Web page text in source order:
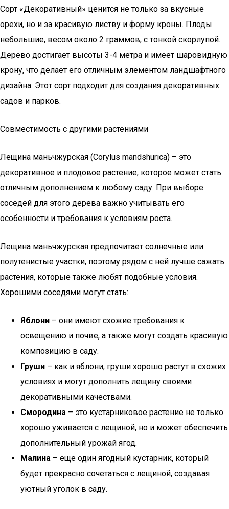
Сорт «Декоративный» ценится не только за вкусные
орехи, но и за красивую листву и форму кроны. Плоды
небольшие, весом около 2 граммов, с тонкой скорлупой.
Дерево достигает высоты 3-4 метра и имеет шаровидную
крону, что делает его отличным элементом ландшафтного
дизайна. Этот сорт подходит для создания декоративных
садов и парков.
Совместимость с другими растениями
Лещина маньчжурская (Corylus mandshurica) – это
декоративное и плодовое растение, которое может стать
отличным дополнением к любому саду. При выборе
соседей для этого дерева важно учитывать его
особенности и требования к условиям роста.
Лещина маньчжурская предпочитает солнечные или
полутенистые участки, поэтому рядом с ней лучше сажать
растения, которые также любят подобные условия.
Хорошими соседями могут стать:
Яблони – они имеют схожие требования к
освещению и почве, а также могут создать красивую
композицию в саду.
Груши – как и яблони, груши хорошо растут в схожих
условиях и могут дополнить лещину своими
декоративными качествами.
Смородина – это кустарниковое растение не только
хорошо уживается с лещиной, но и может обеспечить
дополнительный урожай ягод.
Малина – еще один ягодный кустарник, который
будет прекрасно сочетаться с лещиной, создавая
уютный уголок в саду.